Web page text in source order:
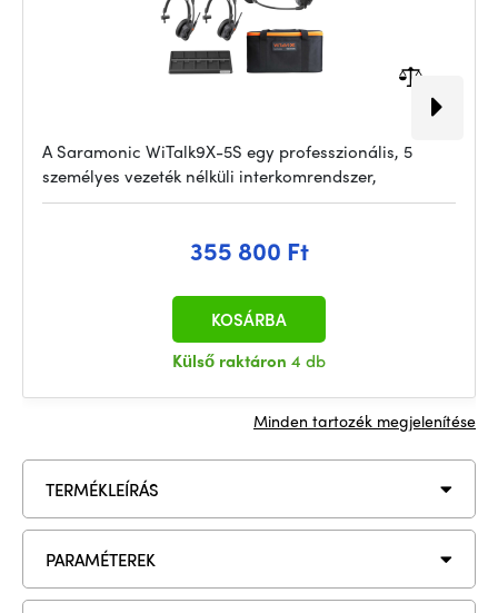
A Saramonic WiTalk9X-5S egy professzionális, 5
személyes vezeték nélküli interkomrendszer,
355 800 Ft
Külső raktáron 4 db
KOSÁRBA
Minden tartozék megjelenítése
TERMÉKLEÍRÁS
PARAMÉTEREK